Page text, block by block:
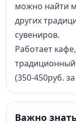
можно найти
других
сувениров.
Работает
(350-450руб.
Важно